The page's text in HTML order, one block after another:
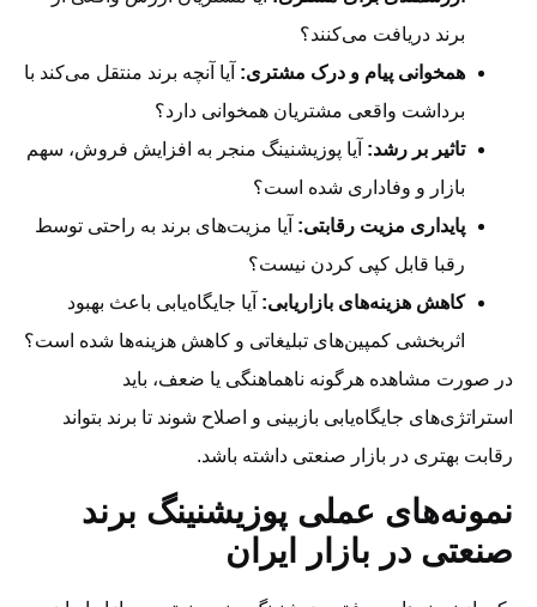
برند دریافت می‌کنند؟
همخوانی پیام و درک مشتری: آیا آنچه برند منتقل می‌کند با
برداشت واقعی مشتریان همخوانی دارد؟
تاثیر بر رشد: آیا پوزیشنینگ منجر به افزایش فروش، سهم
بازار و وفاداری شده است؟
پایداری مزیت رقابتی: آیا مزیت‌های برند به راحتی توسط
رقبا قابل کپی کردن نیست؟
کاهش هزینه‌های بازاریابی: آیا جایگاه‌یابی باعث بهبود
اثربخشی کمپین‌های تبلیغاتی و کاهش هزینه‌ها شده است؟
در صورت مشاهده هرگونه ناهماهنگی یا ضعف، باید
استراتژی‌های جایگاه‌یابی بازبینی و اصلاح شوند تا برند بتواند
رقابت بهتری در بازار صنعتی داشته باشد.
نمونه‌های عملی پوزیشنینگ برند
صنعتی در بازار ایران